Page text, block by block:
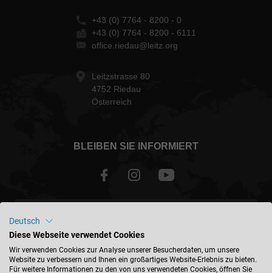
+43 (0) 7764 - 8200 - 0
+43 (0) 7764 - 8200 - 6111
office.riedau@leitz.org
Leitzstrasse 80
4752 Riedau
Österreich
BLEIBEN SIE INFORMIERT
STANDORT FINDEN
Deutsch
Diese Webseite verwendet Cookies
Wir verwenden Cookies zur Analyse unserer Besucherdaten, um unsere
Website zu verbessern und Ihnen ein großartiges Website-Erlebnis zu bieten.
Für weitere Informationen zu den von uns verwendeten Cookies, öffnen Sie